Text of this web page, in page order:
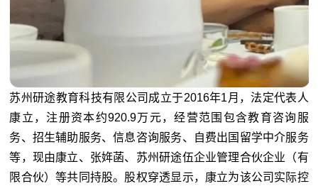
苏州研途教育科技有限公司成立于2016年1月，法定代表人
康立，注册资本约920.9万元，经营范围包含教育咨询服
务、招生辅助服务、信息咨询服务、自费出国留学中介服务
等，现由康立、张姩菡、苏州研途伍企业管理合伙企业（有
限合伙）等共同持股。股权穿透显示，康立为该公司实际控